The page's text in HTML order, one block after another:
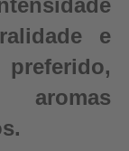
e
aromas